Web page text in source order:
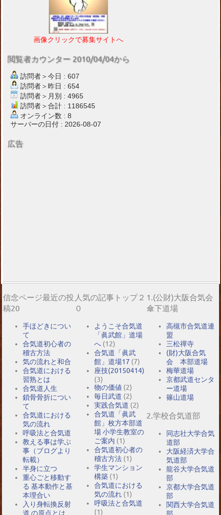
画像クリックで募集サイトへ
閲覧者カウンター 2010/04/04から
訪問者＞今日 : 607
訪問者＞昨日 : 654
訪問者＞月別 : 4965
訪問者＞合計 : 1186545
オンライン数 : 8
サーバーの日付 : 2026-08-07
広告
信念ページ最近の投
稿20
手ほどきについ
て
合気道初心者の
稽古方法
気の流れと和合
合気道における
習熟とは
合気道人生
鎖骨骨折につい
て
合気道における
気の流れ
呼吸法と合気道
教える事は学ぶ
事（ブログより
転載）
半身に立つ
重心ごと移動す
る 基本動作と基
本理合い
入り身転換反射
道 の原点とは
人気の記事トップ２
０
ようこそ合気道
「眞武館」道場
へ (12)
合気道「眞武
館」道場17 (7)
座技(20150414)
(3)
物の価値 (2)
毎日武道 (2)
実践合気道 (2)
合気道「眞武
館」枚方本部道
場 小学生教室の
ご案内 (1)
合気道初心者の
稽古方法 (1)
学生マンション
構築 (1)
合気道における
気の流れ (1)
呼吸法と合気道
(1)
1.(公財)大阪合気会
傘下道場
高槻市合気道連
盟
三松禪寺
(財)大阪合気
会 本部道場
梅華道場
京都武道センタ
ー道場
篠山道場
2.学校合気道部
同志社大学合気
道部
大阪経済大学合
気道部
龍谷大学合気道
部
京都大学合気道
部
関西大学合気道